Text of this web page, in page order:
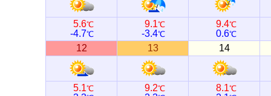
5.6℃
-4.7℃
9.1℃
-3.4℃
9.4℃
0.6℃
12 13 14
5.1℃ 9.2℃ 8.1℃